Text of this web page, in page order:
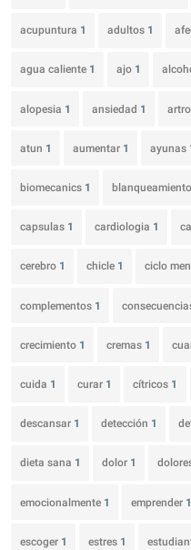
acupuntura 1 adultos 1
agua caliente 1 ajo 1
alopesia 1 ansiedad 1
atun 1 aumentar 1 ayunas
biomecanics 1
capsulas 1 cardiologia 1
cerebro 1 chicle 1 ciclo
complementos 1
crecimiento 1 cremas 1
cuida 1 curar 1 cítricos 1
descansar 1 detección 1
dieta sana 1 dolor 1
emocionalmente 1 emprender 1
escoger 1 estres 1